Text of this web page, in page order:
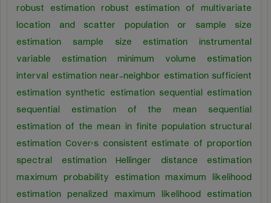
robust estimation robust estimation of multivariate
location and scatter population or sample size
estimation sample size estimation instrumental
variable estimation minimum volume estimation
interval estimation near-neighbor estimation sufficient
estimation synthetic estimation sequential estimation
sequential estimation of the mean sequential
estimation of the mean in finite population structural
estimation Cover's consistent estimate of proportion
spectral estimation Hellinger distance estimation
maximum probability estimation maximum likelihood
estimation penalized maximum likelihood estimation